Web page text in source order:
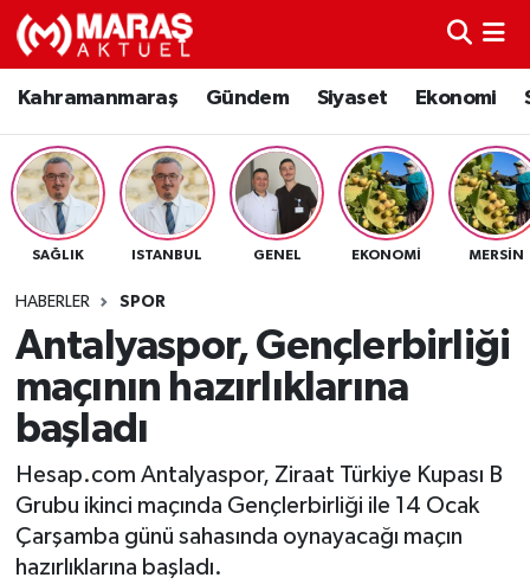
Kahramanmaraş Gündem Siyaset Ekonomi
SAĞLIK ISTANBUL GENEL EKONOMI MERSIN
HABERLER SPOR
Antalyaspor, Gençlerbirliği
maçının hazırlıklarına
başladı
Hesap.com Antalyaspor, Ziraat Türkiye Kupası B
Grubu ikinci maçında Gençlerbirliği ile 14 Ocak
Çarşamba günü sahasında oynayacağı maçın
hazırlıklarına başladı.
Kahramanmaraş
Gündem
Siyaset
Spor
Sağlık
Teknoloji
Eğitim
Dünya
Nöbetçi Eczaneler
Hava Durumu
Namaz Vakitleri
TFF 3.Lig 4.Grup Puan Durumu ve Fikstür
Tüm Manşetler
Son Dakika Haberleri
Haber Arşivi